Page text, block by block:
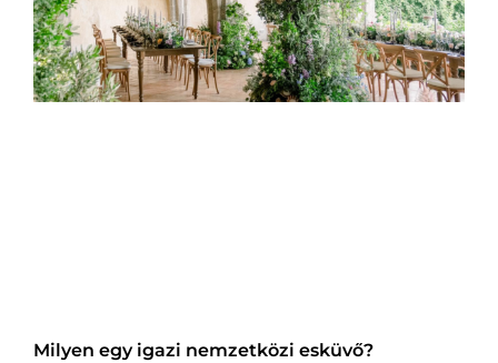
Milyen egy igazi nemzetközi esküvő?